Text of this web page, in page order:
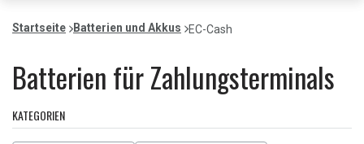
Startseite Batterien und Akkus EC-Cash
Batterien für Zahlungsterminals
KATEGORIEN